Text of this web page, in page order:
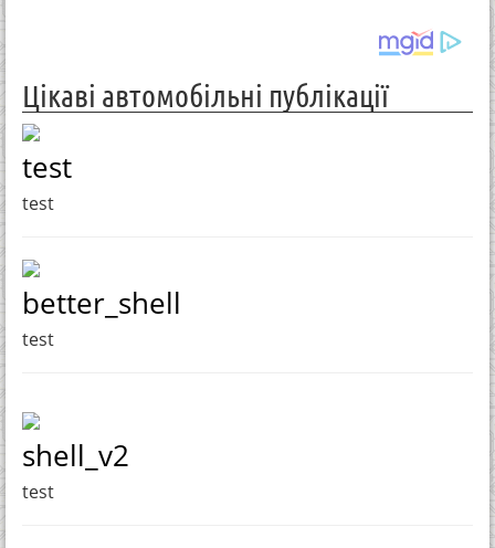
Цікаві автомобільні публікації
test
test
better_shell
test
shell_v2
test